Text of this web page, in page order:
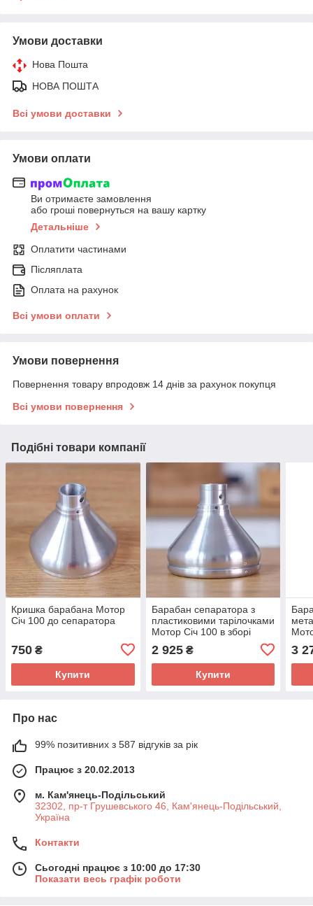
Умови доставки
Нова Пошта
НОВА ПОШТА
Всі умови доставки
Умови оплати
Ви отримаєте замовлення
або гроші повернуться на вашу картку
Детальніше
Оплатити частинами
Післяплата
Оплата на рахунок
Всі умови оплати
Умови повернення
Повернення товару впродовж 14 днів за рахунок покупця
Всі умови повернення
Подібні товари компанії
Кришка барабана Мотор
Січ 100 до сепаратора
750 ₴
Купити
Барабан сепаратора з
пластиковими тарілочками
Мотор Січ 100 в зборі
2 925₴
Купити
3
Про нас
99% позитивних з 587 відгуків за рік
Працює з 20.02.2013
м. Кам'янець-Подільський
32302, пр-т Грушевського 46, Кам'янець-Подільський,
Україна
Контакти
Сьогодні працює з 10:00 до 17:30
Показати весь графік роботи